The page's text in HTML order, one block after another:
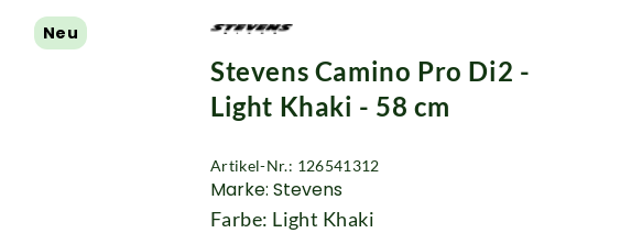
Neu
Stevens Camino Pro Di2 -
Light Khaki - 58 cm
Artikel-Nr.: 126541312
Marke: Stevens
Farbe: Light Khaki